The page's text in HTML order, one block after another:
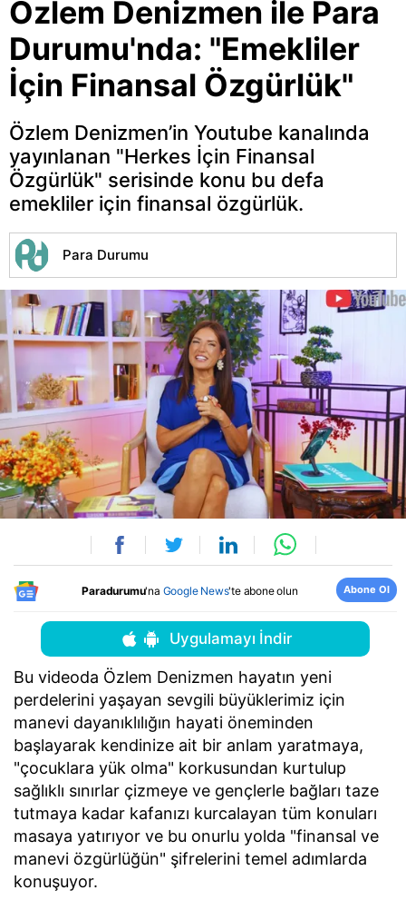
Özlem Denizmen ile Para
Durumu'nda: "Emekliler
İçin Finansal Özgürlük"
Özlem Denizmen’in Youtube kanalında
yayınlanan "Herkes İçin Finansal
Özgürlük" serisinde konu bu defa
emekliler için finansal özgürlük.
Para Durumu
Paradurumu'na Google News'te abone olun Abone Ol
Uygulamayı İndir
Bu videoda Özlem Denizmen hayatın yeni
perdelerini yaşayan sevgili büyüklerimiz için
manevi dayanıklılığın hayati öneminden
başlayarak kendinize ait bir anlam yaratmaya,
"çocuklara yük olma" korkusundan kurtulup
sağlıklı sınırlar çizmeye ve gençlerle bağları taze
tutmaya kadar kafanızı kurcalayan tüm konuları
masaya yatırıyor ve bu onurlu yolda "finansal ve
manevi özgürlüğün" şifrelerini temel adımlarda
konuşuyor.